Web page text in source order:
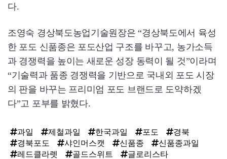
다.
조영숙 경상북도농업기술원장은 “경상북도에서 육성
한 포도 신품종은 포도산업 구조를 바꾸고, 농가소득
과 경쟁력을 높이는 새로운 성장 동력이 될 것”이라며
“기술력과 품종 경쟁력을 기반으로 국내외 포도 시장
의 판을 바꾸는 프리미엄 포도 브랜드로 도약하겠
다”고 포부를 밝혔다.
과일 제철과일 한국과일 포도
경북
경북포도
샤인머스캣 신품종
신품종과일
레드클라렛
골드스위트 글로리스타